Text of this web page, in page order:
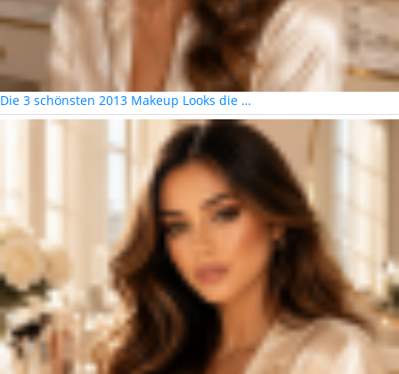
Die 3 schönsten 2013 Makeup Looks die …